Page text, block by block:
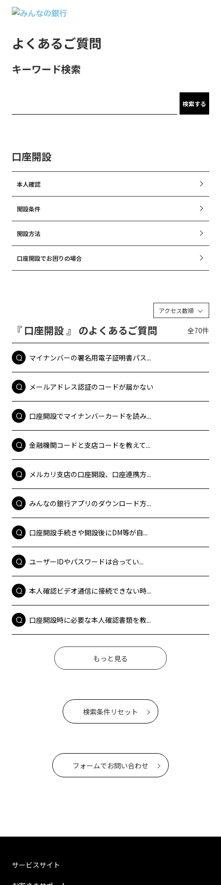
よくあるご質問
キーワード検索
検索する
口座開設
本人確認
開設条件
開設方法
口座開設でお困りの場合
アクセス数順
『 口座開設 』 のよくあるご質問 全70件
マイナンバーの署名用電子証明書パス...
メールアドレス認証のコードが届かない
口座開設でマイナンバーカードを読み...
金融機関コードと支店コードを教えて...
メルカリ支店の口座開設、口座連携方...
みんなの銀行アプリのダウンロード方...
口座開設手続きや開設後にDM等が自...
ユーザーIDやパスワードは合ってい...
本人確認ビデオ通信に接続できない時...
口座開設時に必要な本人確認書類を教...
もっと見る
検索条件リセット
フォームでお問い合わせ
サービスサイト